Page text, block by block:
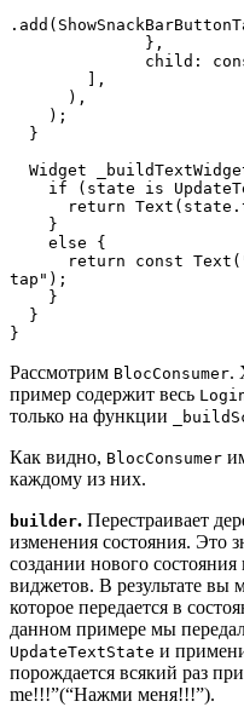
              },
        ],
      ),
    );
  }
Widget
if (state is
return
    }
    else {
tap");
    }
  }
}
Рассмотрим BlocConsumer.
пример содержит весь
только на функции
Как видно, BlocConsumer
каждому из них.
builder. Перестраивает
изменения состояния. Это
создании нового
виджетов. В результате вы
которое передается в
данном примере мы
UpdateTextState и
порождается всякий раз
me!!!”(“Нажми меня!!!”).